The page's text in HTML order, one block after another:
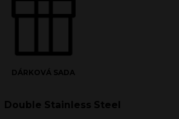
DÁRKOVÁ SADA
Double Stainless Steel